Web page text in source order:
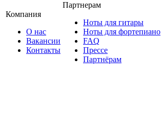
Компания
О нас
Вакансии
Контакты
Партнерам
Ноты для гитары
Ноты для фортепиано
FAQ
Прессе
Партнёрам